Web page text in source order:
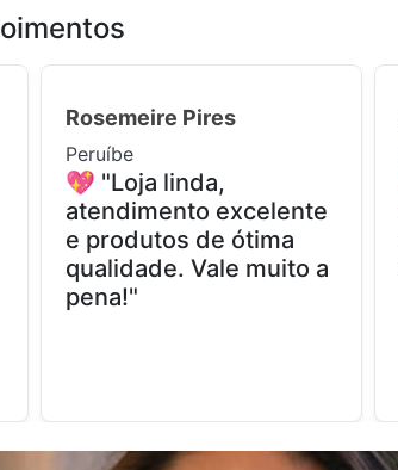
Rosemeire Pires
Peruíbe
💖 "Loja linda,
atendimento excelente
e produtos de ótima
qualidade. Vale muito a
pena!"